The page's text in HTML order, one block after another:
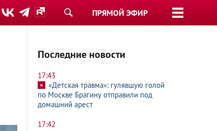
ПРЯМОЙ ЭФИР
Последние новости
17:43
«Детская травма»: гулявшую голой
по Москве Брагину отправили под
домашний арест
17:42